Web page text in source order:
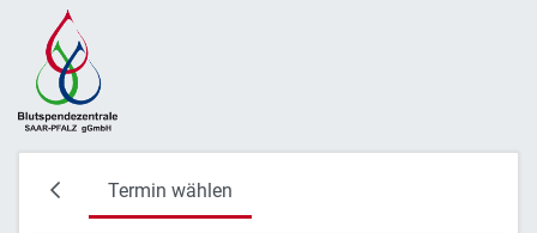
Termin wählen